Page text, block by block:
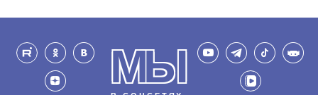
МЫ